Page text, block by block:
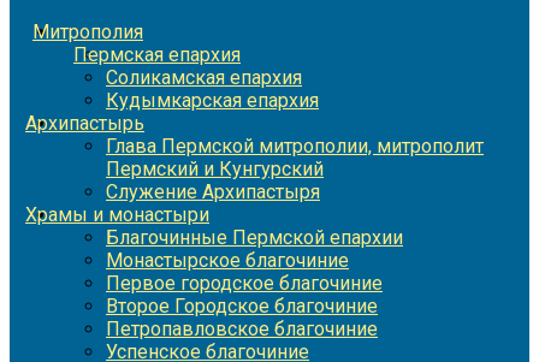
Митрополия
Пермская епархия
Соликамская епархия
Кудымкарская епархия
Архипастырь
Глава Пермской митрополии, митрополит
Пермский и Кунгурский
Служение Архипастыря
Храмы и монастыри
Благочинные Пермской епархии
Монастырское благочиние
Первое городское благочиние
Второе Городское благочиние
Петропавловское благочиние
Успенское благочиние